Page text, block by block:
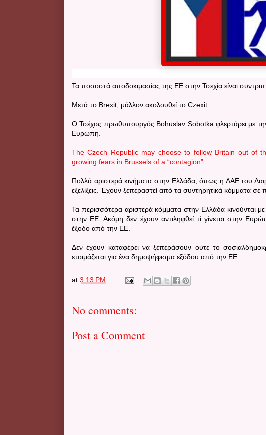
Τα ποσοστά αποδοκιμασίας της ΕΕ στην Τσεχία είναι
Μετά το Brexit, μάλλον ακολουθεί το Czexit.
Ο Τσέχος πρωθυπουργός Bohuslav Sobotka φλερτάρει με
Ευρώπη.
The Czech Republic may choose to follow Britain out of
growing fears in Brussels of a “contagion”.
Πολλά αριστερά κινήματα στην Ελλάδα, όπως η ΛΑΕ του
εξελίξεις. Έχουν ξεπεραστεί από τα συντηρητικά κόμματα σε
Τα περισσότερα αριστερά κόμματα στην Ελλάδα
στην ΕΕ. Ακόμη δεν έχουν αντιληφθεί τί γίνεται στην
έξοδο από την ΕΕ.
Δεν έχουν καταφέρει να ξεπεράσουν ούτε το
ετοιμάζεται για ένα δημοψήφισμα εξόδου από την ΕΕ.
at 3:13 PM
No comments:
Post a Comment